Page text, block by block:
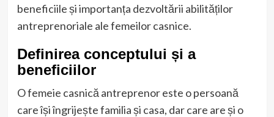
beneficiile și importanța dezvoltării abilităților
antreprenoriale ale femeilor casnice.
Definirea conceptului și a
beneficiilor
O femeie casnică antreprenor este o persoană
care își îngrijește familia și casa, dar care are și o